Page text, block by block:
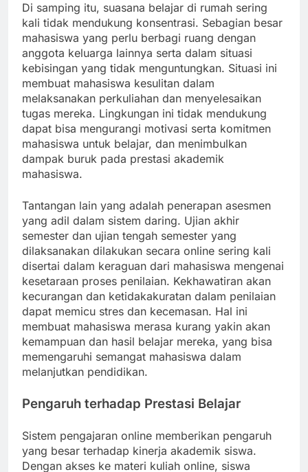
Di samping itu, suasana belajar di rumah sering
kali tidak mendukung konsentrasi. Sebagian besar
mahasiswa yang perlu berbagi ruang dengan
anggota keluarga lainnya serta dalam situasi
kebisingan yang tidak menguntungkan. Situasi ini
membuat mahasiswa kesulitan dalam
melaksanakan perkuliahan dan menyelesaikan
tugas mereka. Lingkungan ini tidak mendukung
dapat bisa mengurangi motivasi serta komitmen
mahasiswa untuk belajar, dan menimbulkan
dampak buruk pada prestasi akademik
mahasiswa.
Tantangan lain yang adalah penerapan asesmen
yang adil dalam sistem daring. Ujian akhir
semester dan ujian tengah semester yang
dilaksanakan dilakukan secara online sering kali
disertai dalam keraguan dari mahasiswa mengenai
kesetaraan proses penilaian. Kekhawatiran akan
kecurangan dan ketidakakuratan dalam penilaian
dapat memicu stres dan kecemasan. Hal ini
membuat mahasiswa merasa kurang yakin akan
kemampuan dan hasil belajar mereka, yang bisa
memengaruhi semangat mahasiswa dalam
melanjutkan pendidikan.
Pengaruh terhadap Prestasi Belajar
Sistem pengajaran online memberikan pengaruh
yang besar terhadap kinerja akademik siswa.
Dengan akses ke materi kuliah online, siswa